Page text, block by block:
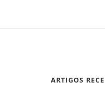
ARTIGOS